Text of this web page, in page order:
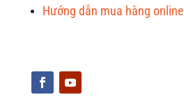
Hướng dẫn mua hàng online